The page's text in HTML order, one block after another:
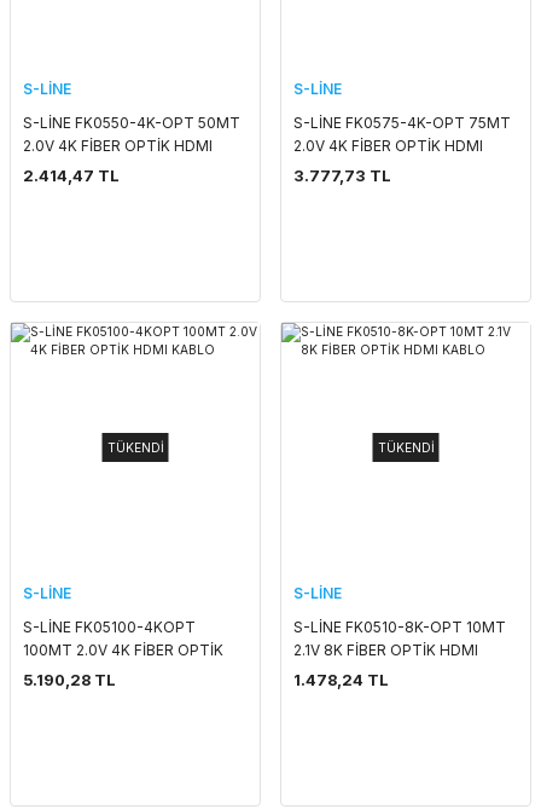
S-LİNE
S-LİNE FK0550-4K-OPT 50MT
2.0V 4K FİBER OPTİK HDMI
KABLO
2.414,47 TL
S-LİNE
S-LİNE FK0575-4K-OPT 75MT
2.0V 4K FİBER OPTİK HDMI
KABLO
3.777,73 TL
TÜKENDİ
S-LİNE
S-LİNE FK05100-4KOPT
100MT 2.0V 4K FİBER OPTİK
HDMI KABLO
5.190,28 TL
TÜKENDİ
S-LİNE
S-LİNE FK0510-8K-OPT 10MT
2.1V 8K FİBER OPTİK HDMI
KABLO
1.478,24 TL